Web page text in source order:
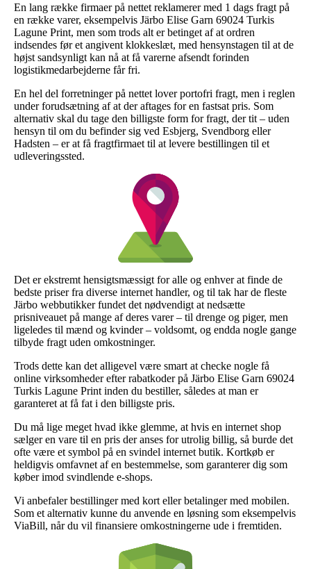
En lang række firmaer på nettet reklamerer med 1 dags fragt på
en række varer, eksempelvis Järbo Elise Garn 69024 Turkis
Lagune Print, men som trods alt er betinget af at ordren
indsendes før et angivent klokkeslæt, med hensynstagen til at de
højst sandsynligt kan nå at få varerne afsendt forinden
logistikmedarbejderne får fri.
En hel del forretninger på nettet lover portofri fragt, men i reglen
under forudsætning af at der aftages for en fastsat pris. Som
alternativ skal du tage den billigste form for fragt, der tit – uden
hensyn til om du befinder sig ved Esbjerg, Svendborg eller
Hadsten – er at få fragtfirmaet til at levere bestillingen til et
udleveringssted.
Det er ekstremt hensigtsmæssigt for alle og enhver at finde de
bedste priser fra diverse internet handler, og til tak har de fleste
Järbo webbutikker fundet det nødvendigt at nedsætte
prisniveauet på mange af deres varer – til drenge og piger, men
ligeledes til mænd og kvinder – voldsomt, og endda nogle gange
tilbyde fragt uden omkostninger.
Trods dette kan det alligevel være smart at checke nogle få
online virksomheder efter rabatkoder på Järbo Elise Garn 69024
Turkis Lagune Print inden du bestiller, således at man er
garanteret at få fat i den billigste pris.
Du må lige meget hvad ikke glemme, at hvis en internet shop
sælger en vare til en pris der anses for utrolig billig, så burde det
ofte være et symbol på en svindel internet butik. Kortkøb er
heldigvis omfavnet af en bestemmelse, som garanterer dig som
køber imod svindlende e-shops.
Vi anbefaler bestillinger med kort eller betalinger med mobilen.
Som et alternativ kunne du anvende en løsning som eksempelvis
ViaBill, når du vil finansiere omkostningerne ude i fremtiden.